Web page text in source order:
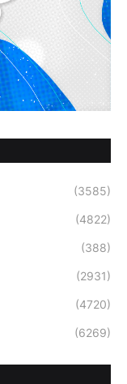
(3585)
(4822)
(388)
(2931)
(4720)
(6269)